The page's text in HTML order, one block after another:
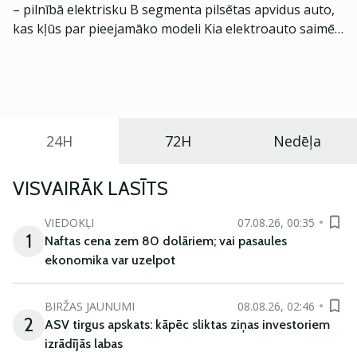
– pilnībā elektrisku B segmenta pilsētas apvidus auto,
kas kļūs par pieejamāko modeli Kia elektroauto saimē
24H 72H Nedēļa
VISVAIRĀK LASĪTS
1
VIEDOKĻI
07.08.26, 00:35
Naftas cena zem 80 dolāriem; vai pasaules
ekonomika var uzelpot
2
BIRŽAS JAUNUMI
08.08.26, 02:46
ASV tirgus apskats: kāpēc sliktas ziņas investoriem
izrādījās labas